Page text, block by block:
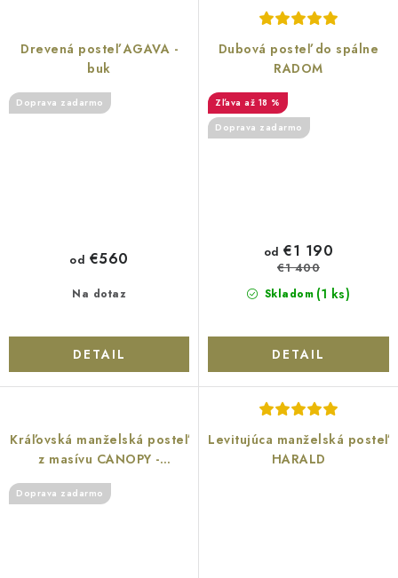
Drevená posteľ AGAVA -
buk
Doprava zadarmo
Na dotaz
od €560
DETAIL
Dubová posteľ do spálne
RADOM
až 18 %
Doprava zadarmo
Skladom (1 ks)
od €1 190
€1 400
DETAIL
Kráľovská manželská posteľ
z masívu CANOPY -
borovica
Doprava zadarmo
Levitujúca manželská posteľ
HARALD